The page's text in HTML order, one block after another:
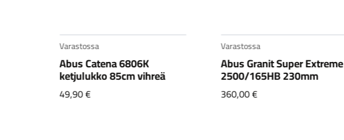
Varastossa
Abus Catena 6806K
ketjulukko 85cm vihreä
49,90€
Varastossa
Abus Granit Super Extreme
2500/165HB 230mm
360,00€